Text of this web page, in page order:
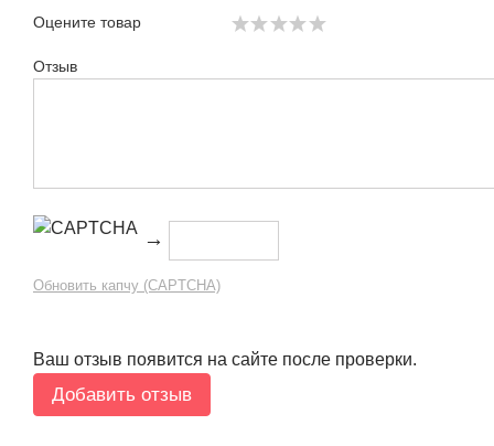
Оцените товар
Отзыв
→
Обновить капчу (CAPTCHA)
Ваш отзыв появится на сайте после проверки.